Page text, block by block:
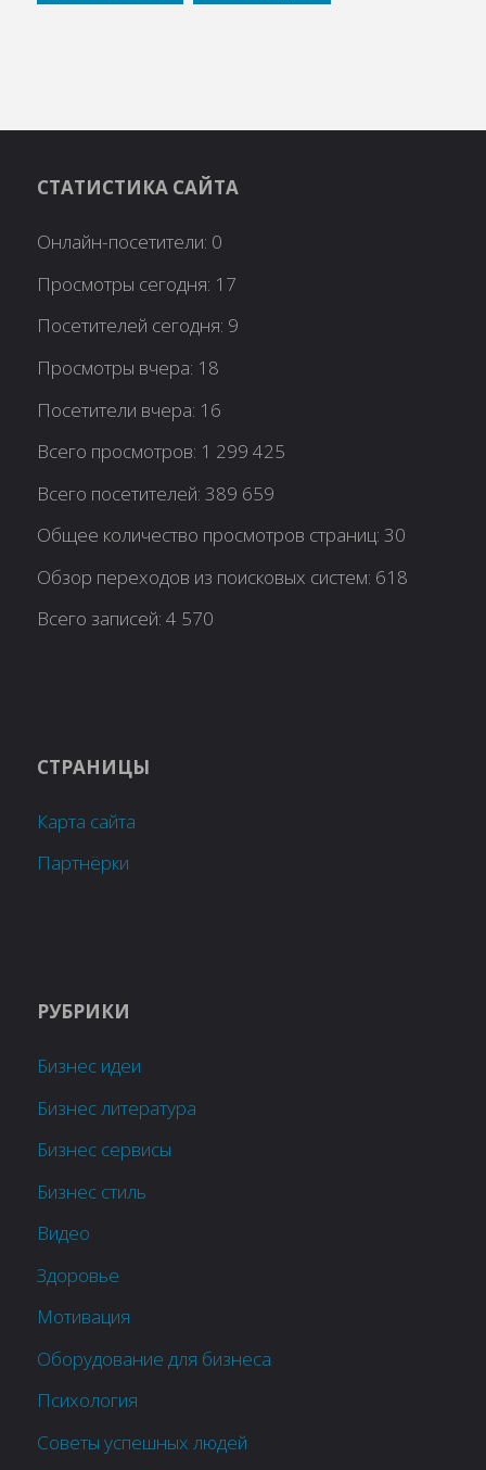
СТАТИСТИКА САЙТА
Онлайн-посетители: 0
Просмотры сегодня: 17
Посетителей сегодня: 9
Просмотры вчера: 18
Посетители вчера: 16
Всего просмотров: 1 299 425
Всего посетителей:389 659
Общее количество просмотров страниц:30
Обзор переходов из поисковых систем: 618
Всего записей:4 570
СТРАНИЦЫ
Карта сайта
Партнёрки
РУБРИКИ
Бизнес идеи
Бизнес литература
Бизнес сервисы
Бизнес стиль
Видео
Здоровье
Мотивация
Оборудование для бизнеса
Психология
Советы успешных людей